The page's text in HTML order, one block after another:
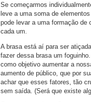
Se começarmos
leve a uma soma de
pode levar a uma formação
cada um.
A brasa está aí para ser
fazer dessa brasa um
como objetivo aumentar a
aumento de público, que por
achar que esses fatores, tão
sem saída. (Será que existe